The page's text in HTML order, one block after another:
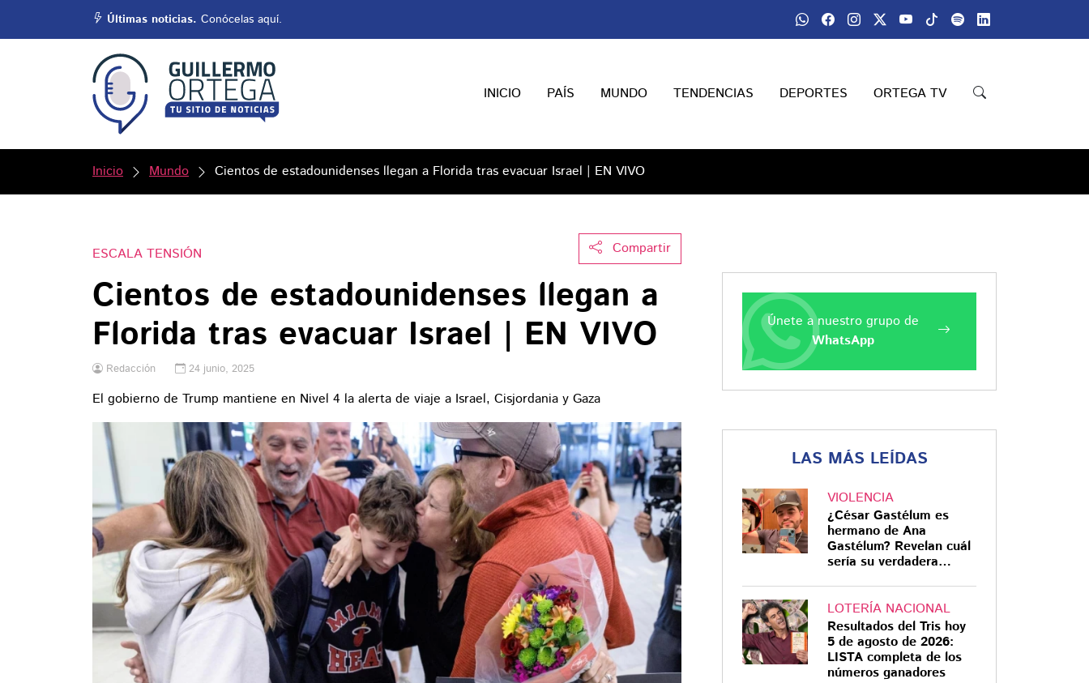
Últimas noticias. Conócelas aquí.
INICIO PAÍS MUNDO TENDENCIAS DEPORTES ORTEGA TV
Inicio Mundo Cientos de estadounidenses llegan a Florida tras evacuar Israel | EN VIVO
Compartir
ESCALA TENSIÓN
Cientos de estadounidenses llegan a
Florida tras evacuar Israel | EN VIVO
Redacción 24 junio, 2025
El gobierno de Trump mantiene en Nivel 4 la alerta de viaje a Israel, Cisjordania y Gaza
Únete a nuestro grupo de
WhatsApp
LAS MÁS LEÍDAS
VIOLENCIA
¿César Gastélum es
hermano de Ana
Gastélum? Revelan cuál
sería su verdadera
LOTERÍA NACIONAL
Resultados del Tris hoy
5 de agosto de 2026:
LISTA completa de los
números ganadores